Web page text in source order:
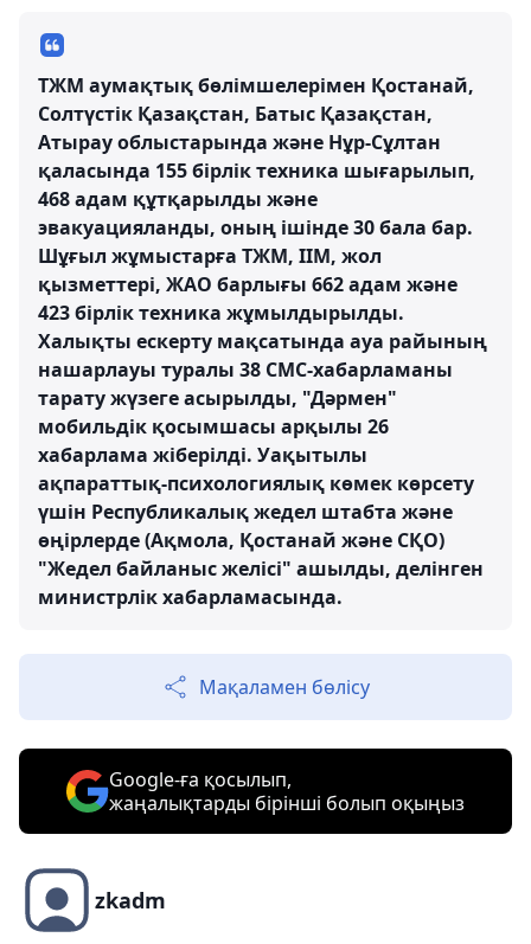
ТЖМ аумақтық бөлімшелерімен Қостанай,
Солтүстік Қазақстан, Батыс Қазақстан,
Атырау облыстарында және Нұр-Сұлтан
қаласында 155 бірлік техника шығарылып,
468 адам құтқарылды және
эвакуацияланды, оның ішінде 30 бала бар.
Шұғыл жұмыстарға ТЖМ, ІІМ, жол
қызметтері, ЖАО барлығы 662 адам және
423 бірлік техника жұмылдырылды.
Халықты ескерту мақсатында ауа райының
нашарлауы туралы 38 СМС-хабарламаны
тарату жүзеге асырылды, "Дәрмен"
мобильдік қосымшасы арқылы 26
хабарлама жіберілді. Уақытылы
ақпараттық-психологиялық көмек көрсету
үшін Республикалық жедел штабта және
өңірлерде (Ақмола, Қостанай және СҚО)
"Жедел байланыс желісі" ашылды, делінген
министрлік хабарламасында.
Мақаламен бөлісу
Google-ға қосылып,
жаңалықтарды бірінші болып оқыңыз
zkadm